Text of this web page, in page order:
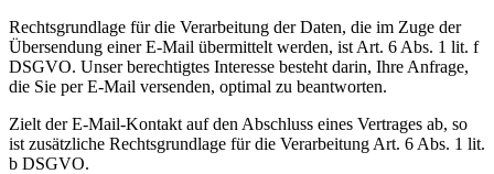
Rechtsgrundlage für die Verarbeitung der Daten, die im Zuge der
Übersendung einer E-Mail übermittelt werden, ist Art. 6 Abs. 1 lit. f
DSGVO. Unser berechtigtes Interesse besteht darin, Ihre Anfrage,
die Sie per E-Mail versenden, optimal zu beantworten.
Zielt der E-Mail-Kontakt auf den Abschluss eines Vertrages ab, so
ist zusätzliche Rechtsgrundlage für die Verarbeitung Art. 6 Abs. 1 lit.
b DSGVO.